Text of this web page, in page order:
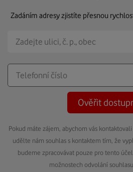
Zadáním adresy zjistíte přesnou
Ověřit
Pokud máte zájem, abychom vás
udělte nám souhlas s kontaktem tím, že
budeme zpracovávat pouze pro tento
možnostech odvolání